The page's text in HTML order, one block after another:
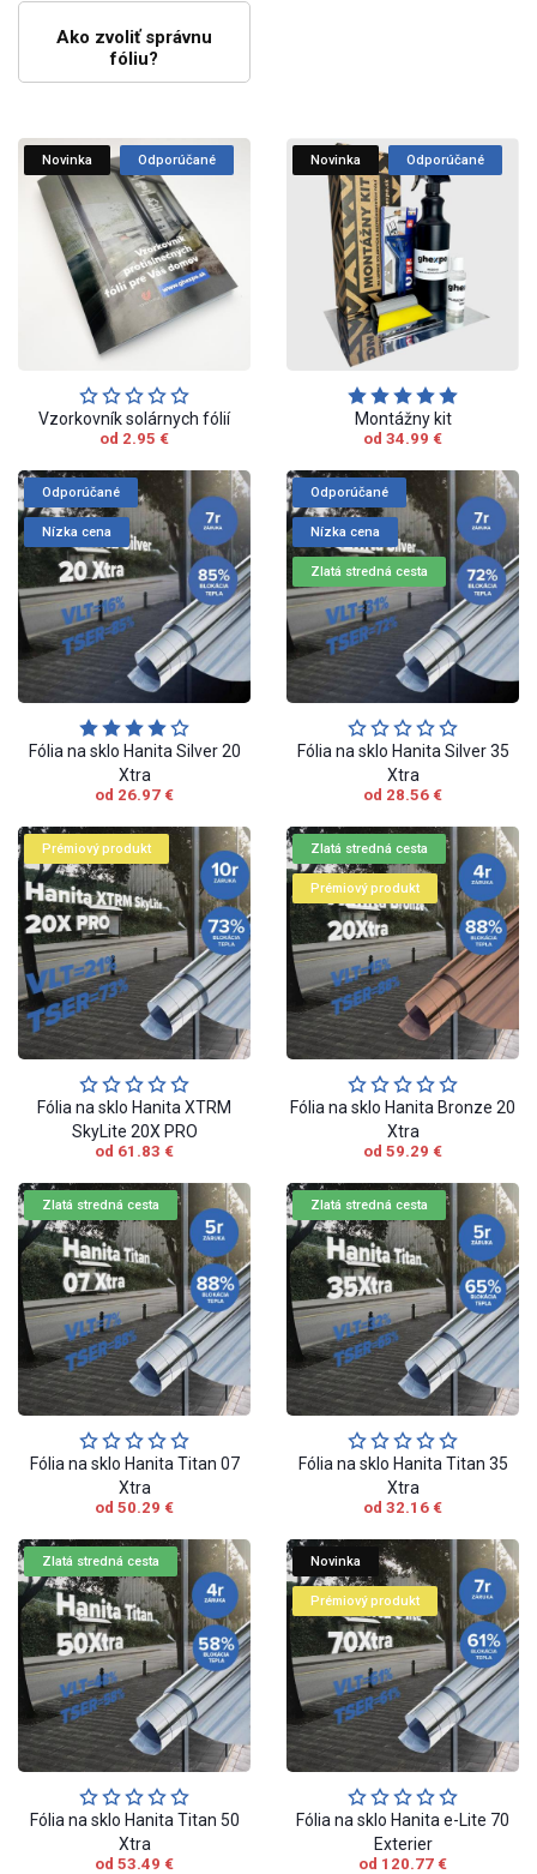
Ako zvoliť správnu
fóliu?
Novinka Odporúčané
Vzorkovník solárnych fólií
od 2.95 €
Novinka Odporúčané
Montážny kit
od 34.99 €
Odporúčané
Nízka cena
Fólia na sklo Hanita Silver 20
Xtra
od 26.97 €
Odporúčané
Nízka cena
Zlatá stredná cesta
Fólia na sklo Hanita Silver 35
Xtra
od 28.56 €
Prémiový produkt
Fólia na sklo Hanita XTRM
SkyLite 20X PRO
od 61.83 €
Zlatá stredná cesta
Prémiový produkt
Fólia na sklo Hanita Bronze 20
Xtra
od 59.29 €
Zlatá stredná cesta
Fólia na sklo Hanita Titan 07
Xtra
od 50.29 €
Zlatá stredná cesta
Fólia na sklo Hanita Titan 35
Xtra
od 32.16 €
Zlatá stredná cesta
Fólia na sklo Hanita Titan 50
Xtra
od 53.49 €
Novinka
Prémiový produkt
Fólia na sklo Hanita e-Lite 70
Exterier
od 120.77 €